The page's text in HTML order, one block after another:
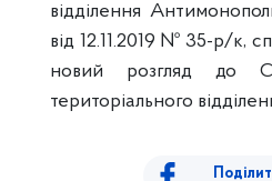
відділення
від 12.11.2019 № 35-р/к,
новий розгляд до
територіального